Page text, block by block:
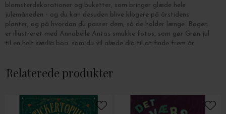
blomsterdekorationer og buketter, som bringer glæde hele
julemåneden - og du kan desuden blive klogere på årstidens
planter, og på hvordan du passer dem, så de holder længe. Bogen
er illustreret med Annabelle Antas smukke fotos, som gør Grøn jul
til en helt særlig bog, som du vil glæde dig til at finde frem år
Bogen er indbundet og indeholder 144 sider.
Relaterede produkter